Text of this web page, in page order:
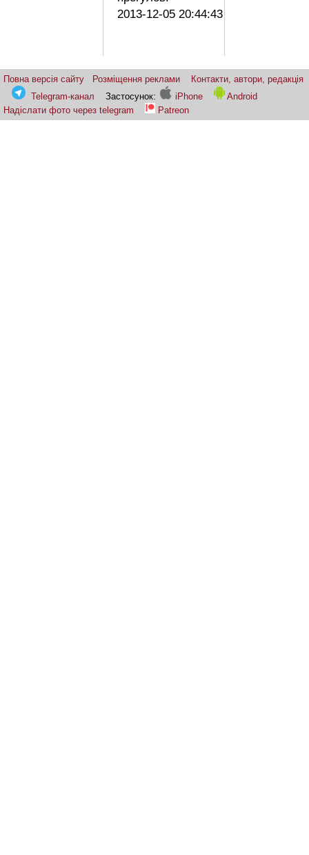
2013-12-05 20:44:43
Повна версія сайту Розміщення реклами
Контакти, автори, редакція
Telegram-канал
Застосунок: iPhone
Android
Надіслати фото через telegram
Patreon